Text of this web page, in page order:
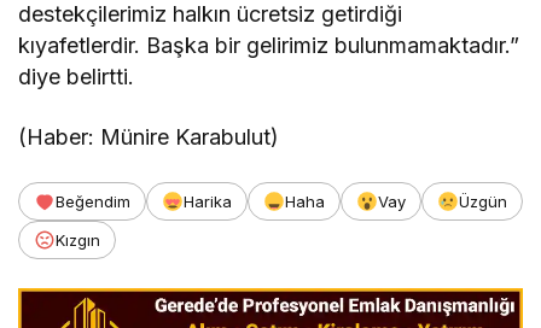
destekçilerimiz halkın ücretsiz getirdiği
kıyafetlerdir. Başka bir gelirimiz bulunmamaktadır.”
diye belirtti.
(Haber: Münire Karabulut)
Beğendim Harika Haha Vay
Üzgün
Kızgın